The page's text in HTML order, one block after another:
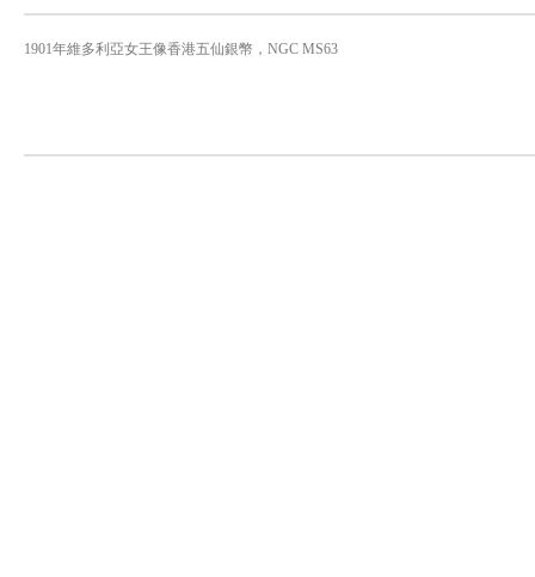
1901年維多利亞女王像香港五仙銀幣，NGC MS63